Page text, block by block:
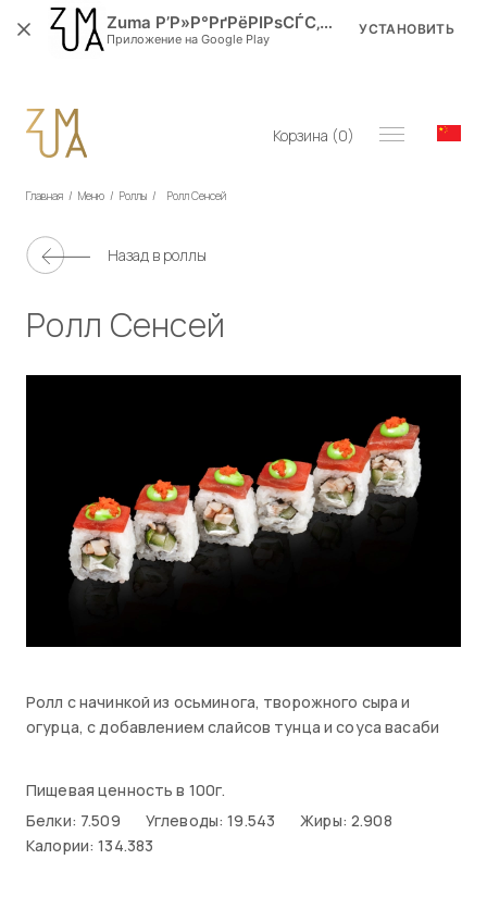
Корзина (0)
Главная / Меню / Роллы / Ролл Сенсей
Назад в роллы
Ролл Сенсей
Ролл с начинкой из осьминога, творожного сыра и
огурца, с добавлением слайсов тунца и соуса васаби
Пищевая ценность в 100г.
Белки: 7.509
Углеводы: 19.543
Жиры: 2.908
Калории: 134.383
Zuma Р’Р»Р°РґРёРІРѕСЃС‚РѕРє
Приложение на Google Play
УСТАНОВИТЬ